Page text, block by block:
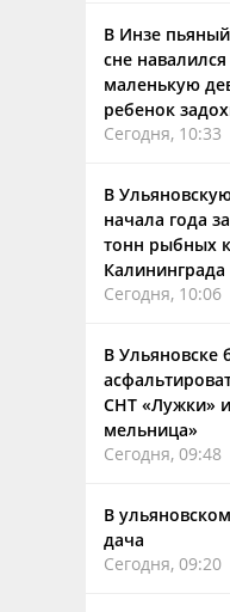
В Инзе
сне
маленькую
ребенок
Сегодня, 10:33
В
начала года
тонн рыбных
Калининграда
Сегодня, 10:06
В Ульяновске
СНТ «Лужки»
мельница»
Сегодня, 09:48
В
дача
Сегодня, 09:20